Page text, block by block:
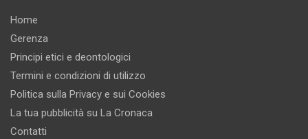
Home
Gerenza
Principi etici e deontologici
Termini e condizioni di utilizzo
Politica sulla Privacy e sui Cookies
La tua pubblicità su La Cronaca
Contatti